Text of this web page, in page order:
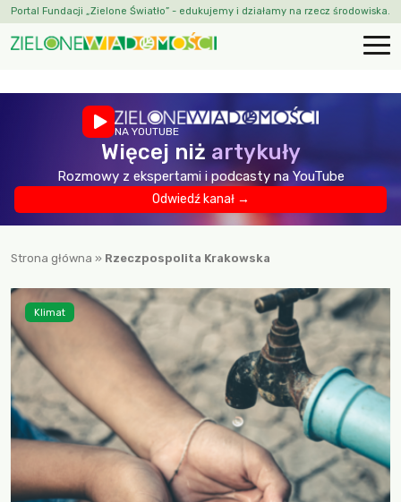
Portal Fundacji „Zielone Światło” - edukujemy i działamy na rzecz środowiska.
NA YOUTUBE
Więcej niż artykuły
Rozmowy z ekspertami i podcasty na YouTube
Odwiedź kanał →
Strona główna » Rzeczpospolita Krakowska
Klimat